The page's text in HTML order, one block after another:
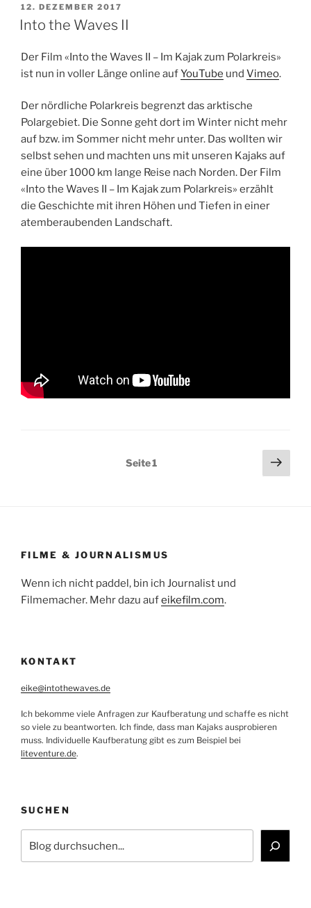
VERÖFFENTLICHT
AM
12. DEZEMBER 2017
Into the Waves II
Der Film «Into the Waves II – Im Kajak zum Polarkreis»
ist nun in voller Länge online aufYouTube und Vimeo.
Der nördliche Polarkreis begrenzt das arktische
Polargebiet. Die Sonne geht dort im Winter nicht mehr
auf bzw. im Sommer nicht mehr unter. Das wollten wir
selbst sehen und machten uns mit unseren Kajaks auf
eine über 1000 km lange Reise nach Norden. Der Film
«Into the Waves II – Im Kajak zum Polarkreis» erzählt
die Geschichte mit ihren Höhen und Tiefen in einer
atemberaubenden Landschaft.
Beitragsnavigation
Seite1
FILME & JOURNALISMUS
Wenn ich nicht paddel, bin ich Journalist und
Filmemacher. Mehr dazu aufeikefilm.com.
KONTAKT
eike@intothewaves.de
Ich bekomme viele Anfragen zur Kaufberatung und schaffe es nicht
so viele zu beantworten. Ich finde, dass man Kajaks ausprobieren
muss. Individuelle Kaufberatung gibt es zum Beispiel bei
liteventure.de.
SUCHEN